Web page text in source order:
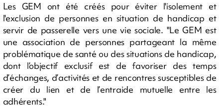
Les GEM ont été créés pour éviter l'isolement et
l'exclusion de personnes en situation de handicap et
servir de passerelle vers une vie sociale. "Le GEM est
une association de personnes partageant la même
problématique de santé ou des situations de handicap,
dont l’objectif exclusif est de favoriser des temps
d’échanges, d’activités et de rencontres susceptibles de
créer du lien et de l’entraide mutuelle entre les
adhérents."